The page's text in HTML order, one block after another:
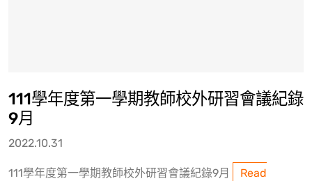
111學年度第一學期教師校外研習會議紀錄
9月
2022.10.31
111學年度第一學期教師校外研習會議紀錄9月
Read